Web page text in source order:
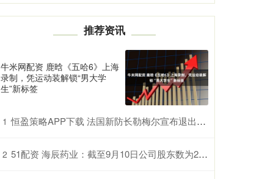
推荐资讯
牛米网配资 鹿晗《五哈6》上海
录制，凭运动装解锁“男大学
生”新标签
1 恒盈策略APP下载 法国新防长勒梅尔宣布退出政府以促进组阁谈判
2 51配资 海辰药业：截至9月10日公司股东数为21762户